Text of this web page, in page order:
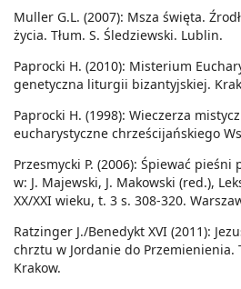
Muller G.L. (2007): Msza święta.
życia. Tłum. S. Śledziewski. Lublin.
Paprocki H. (2010): Misterium
genetyczna liturgii bizantyjskiej.
Paprocki H. (1998): Wieczerza
eucharystyczne chrześcijańskiego
Przesmycki P. (2006): Śpiewać
w: J. Majewski, J. Makowski (red.),
XX/XXI wieku, t. 3 s. 308-320.
Ratzinger J./Benedykt XVI (2011):
chrztu w Jordanie do Przemienienia.
Krakow.